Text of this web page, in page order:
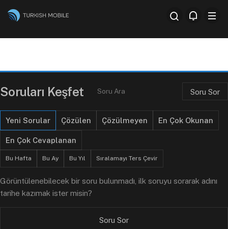
Soruları Keşfet Soru Sor
Yeni Sorular Çözülen Çözülmeyen En Çok Okunan
En Çok Cevaplanan
Bu Hafta Bu Ay Bu Yıl Sıralamayı Ters Çevir
Görüntülenebilecek bir soru bulunmadı, ilk soruyu sorarak adını
tarihe kazımak ister misin?
Soru Sor